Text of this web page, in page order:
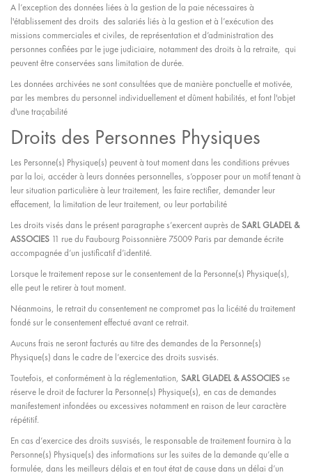
A l’exception des données liées à la gestion de la paie nécessaires à
l'établissement des droits des salariés liés à la gestion et à l’exécution des
missions commerciales et civiles, de représentation et d’administration des
personnes confiées par le juge judiciaire, notamment des droits à la retraite, qui
peuvent être conservées sans limitation de durée.
Les données archivées ne sont consultées que de manière ponctuelle et motivée,
par les membres du personnel individuellement et dûment habilités, et font l'objet
d'une traçabilité
Droits des Personnes Physiques
Les Personne(s) Physique(s) peuvent à tout moment dans les conditions prévues
par la loi, accéder à leurs données personnelles, s’opposer pour un motif tenant à
leur situation particulière à leur traitement, les faire rectifier, demander leur
effacement, la limitation de leur traitement, ou leur portabilité
Les droits visés dans le présent paragraphe s’exercent auprès deSARL GLADEL &
ASSOCIES 11 rue du Faubourg Poissonnière 75009 Paris par demande écrite
accompagnée d’un justificatif d’identité.
Lorsque le traitement repose sur le consentement de la Personne(s) Physique(s),
elle peut le retirer à tout moment.
Néanmoins, le retrait du consentement ne compromet pas la licéité du traitement
fondé sur le consentement effectué avant ce retrait.
Aucuns frais ne seront facturés au titre des demandes de la Personne(s)
Physique(s) dans le cadre de l’exercice des droits susvisés.
Toutefois, et conformément à la réglementation, SARL GLADEL & ASSOCIESse
réserve le droit de facturer la Personne(s) Physique(s), en cas de demandes
manifestement infondées ou excessives notamment en raison de leur caractère
répétitif.
En cas d’exercice des droits susvisés, le responsable de traitement fournira à la
Personne(s) Physique(s) des informations sur les suites de la demande qu’elle a
formulée, dans les meilleurs délais et en tout état de cause dans un délai d’un